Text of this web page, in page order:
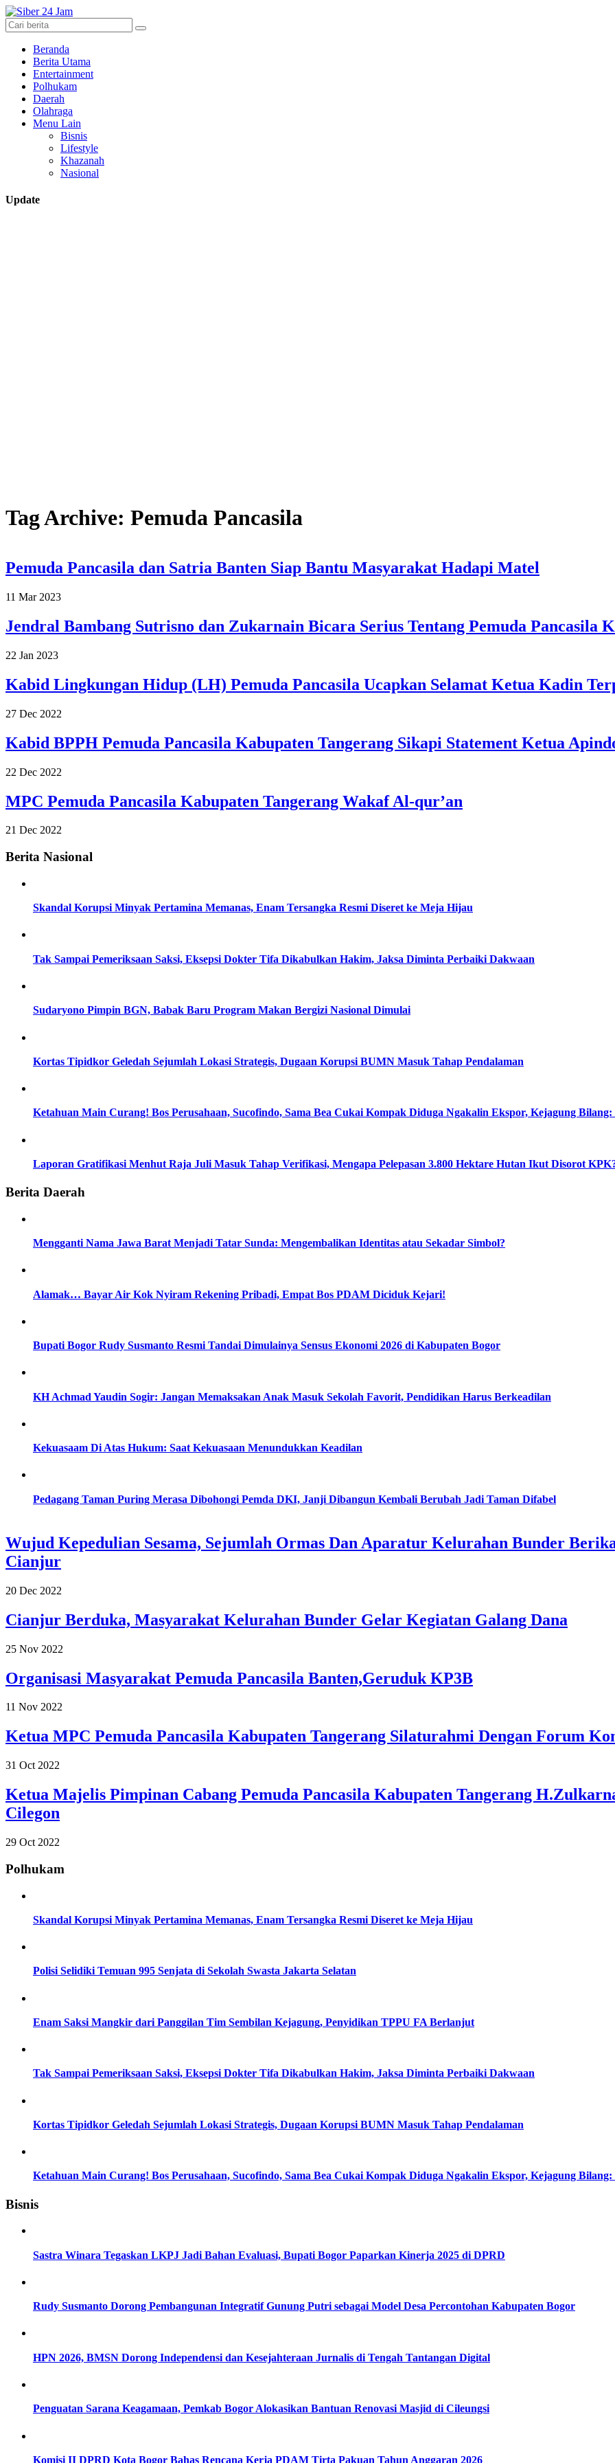
Beranda
Berita Utama
Entertainment
Polhukam
Daerah
Olahraga
Menu Lain
Bisnis
Lifestyle
Khazanah
Nasional
Update
Tag Archive: Pemuda Pancasila
Pemuda Pancasila dan Satria Banten Siap Bantu Masyarakat Hadapi Matel
11 Mar 2023
Jendral Bambang Sutrisno dan Zukarnain Bicara Serius Tentang Pemuda Pancasila
22 Jan 2023
Kabid Lingkungan Hidup (LH) Pemuda Pancasila Ucapkan Selamat Ketua Kadin
27 Dec 2022
Kabid BPPH Pemuda Pancasila Kabupaten Tangerang Sikapi Statement Ketua
22 Dec 2022
MPC Pemuda Pancasila Kabupaten Tangerang Wakaf Al-qur’an
21 Dec 2022
Berita Nasional
Skandal Korupsi Minyak Pertamina Memanas, Enam Tersangka Resmi Diseret ke Meja Hijau
Tak Sampai Pemeriksaan Saksi, Eksepsi Dokter Tifa Dikabulkan Hakim, Jaksa Diminta Perbaiki Dakwaan
Sudaryono Pimpin BGN, Babak Baru Program Makan Bergizi Nasional Dimulai
Kortas Tipidkor Geledah Sejumlah Lokasi Strategis, Dugaan Korupsi BUMN Masuk Tahap Pendalaman
Ketahuan Main Curang! Bos Perusahaan, Sucofindo, Sama Bea Cukai Kompak Diduga Ngakalin Ekspor, Kejagung
Laporan Gratifikasi Menhut Raja Juli Masuk Tahap Verifikasi, Mengapa Pelepasan 3.800 Hektare Hutan Ikut Disorot
Berita Daerah
Mengganti Nama Jawa Barat Menjadi Tatar Sunda: Mengembalikan Identitas atau Sekadar Simbol?
Alamak… Bayar Air Kok Nyiram Rekening Pribadi, Empat Bos PDAM Diciduk Kejari!
Bupati Bogor Rudy Susmanto Resmi Tandai Dimulainya Sensus Ekonomi 2026 di Kabupaten Bogor
KH Achmad Yaudin Sogir: Jangan Memaksakan Anak Masuk Sekolah Favorit, Pendidikan Harus Berkeadilan
Kekuasaam Di Atas Hukum: Saat Kekuasaan Menundukkan Keadilan
Pedagang Taman Puring Merasa Dibohongi Pemda DKI, Janji Dibangun Kembali Berubah Jadi Taman Difabel
Wujud Kepedulian Sesama, Sejumlah Ormas Dan Aparatur Kelurahan Bunder
Cianjur
20 Dec 2022
Cianjur Berduka, Masyarakat Kelurahan Bunder Gelar Kegiatan Galang Dana
25 Nov 2022
Organisasi Masyarakat Pemuda Pancasila Banten,Geruduk KP3B
11 Nov 2022
Ketua MPC Pemuda Pancasila Kabupaten Tangerang Silaturahmi Dengan Forum
31 Oct 2022
Ketua Majelis Pimpinan Cabang Pemuda Pancasila Kabupaten Tangerang
Cilegon
29 Oct 2022
Polhukam
Skandal Korupsi Minyak Pertamina Memanas, Enam Tersangka Resmi Diseret ke Meja Hijau
Polisi Selidiki Temuan 995 Senjata di Sekolah Swasta Jakarta Selatan
Enam Saksi Mangkir dari Panggilan Tim Sembilan Kejagung, Penyidikan TPPU FA Berlanjut
Tak Sampai Pemeriksaan Saksi, Eksepsi Dokter Tifa Dikabulkan Hakim, Jaksa Diminta Perbaiki Dakwaan
Kortas Tipidkor Geledah Sejumlah Lokasi Strategis, Dugaan Korupsi BUMN Masuk Tahap Pendalaman
Ketahuan Main Curang! Bos Perusahaan, Sucofindo, Sama Bea Cukai Kompak Diduga Ngakalin Ekspor, Kejagung
Bisnis
Sastra Winara Tegaskan LKPJ Jadi Bahan Evaluasi, Bupati Bogor Paparkan Kinerja 2025 di DPRD
Rudy Susmanto Dorong Pembangunan Integratif Gunung Putri sebagai Model Desa Percontohan Kabupaten Bogor
HPN 2026, BMSN Dorong Independensi dan Kesejahteraan Jurnalis di Tengah Tantangan Digital
Penguatan Sarana Keagamaan, Pemkab Bogor Alokasikan Bantuan Renovasi Masjid di Cileungsi
Komisi II DPRD Kota Bogor Bahas Rencana Kerja PDAM Tirta Pakuan Tahun Anggaran 2026